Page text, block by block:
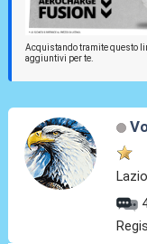
Acquistando tramite questo
aggiuntivi per te.